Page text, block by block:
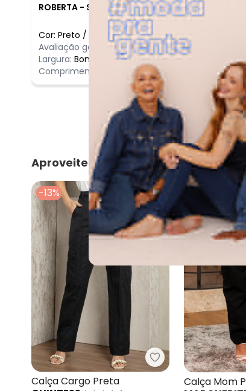
ROBERTA - SAO JOAO DEL REI - MG
Cor: Preto /
Avaliação geral do produto: Incrível
Largura: Bom
Comprimento:
Aproveite e compre junto
-13%
Quintess - Calça
Calça Cargo Preta
-7%
Calça Mom